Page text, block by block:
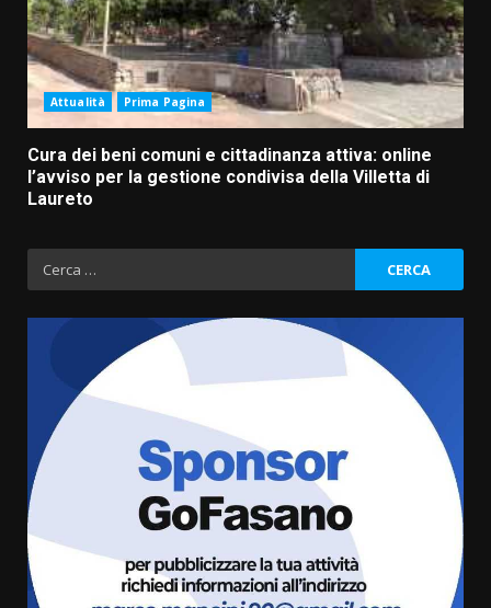
Attualità Prima Pagina
Cura dei beni comuni e cittadinanza attiva: online
l’avviso per la gestione condivisa della Villetta di
Laureto
Ricerca
per:
Cura dei beni comuni e
cittadinanza attiva: online
l’avviso per la gestione
condivisa della Villetta di
Laureto
6 Agosto 2026 06:20